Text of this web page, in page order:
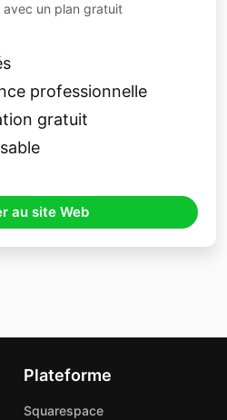
avec un plan gratuit
professionnelle
gratuit
au site Web
Plateforme
Squarespace